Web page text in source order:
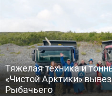
Тяжелая техника и
«Чистой Арктики»
Рыбачьего